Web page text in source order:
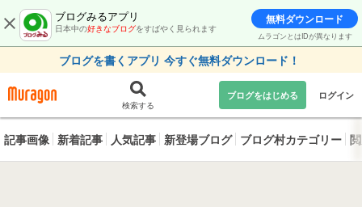
ブログみるアプリ
日本中の好きなブログをすばやく見られます
無料ダウンロード
ムラゴンとはIDが異なります
ブログを書くアプリ 今すぐ無料ダウンロード！
検索する
ブログをはじめる ログイン
記事画像 新着記事 人気記事 新登場ブログ ブログ村カテゴリー